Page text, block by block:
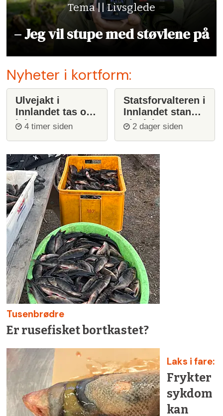
Tema || Livsglede
– Jeg vil stupe med støvlene på
Nyheter i kortform:
Ulvejakt i
Innlandet tas opp
igjen
4 timer siden
Statsforvalteren i
Innlandet stanser
ulvejakt
2 dager siden
Tusenbrødre
Er rusefisket bortkastet?
Laks i fare:
Frykter
sykdom
kan